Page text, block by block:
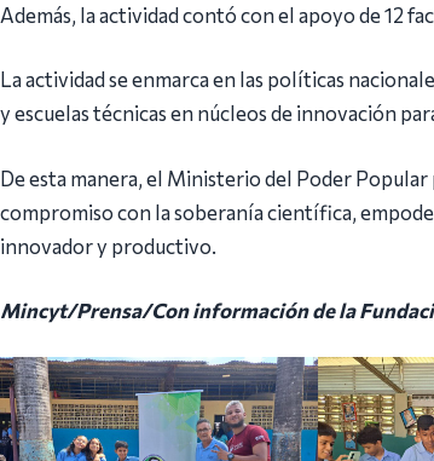
Además, la actividad contó con el apoyo de 12
La actividad se enmarca en las políticas
y escuelas técnicas en núcleos de innovación
De esta manera, el Ministerio del Poder
compromiso con la soberanía científica,
innovador y productivo.
Mincyt/Prensa/Con información de la